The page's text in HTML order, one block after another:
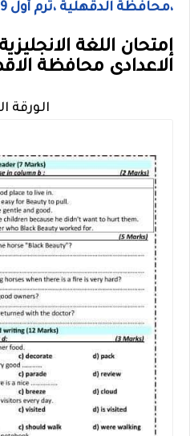
،محافظة الدقهلية ،ترم أول 2019
إمتحان اللغة
الاعدادى محافظة
الورقة